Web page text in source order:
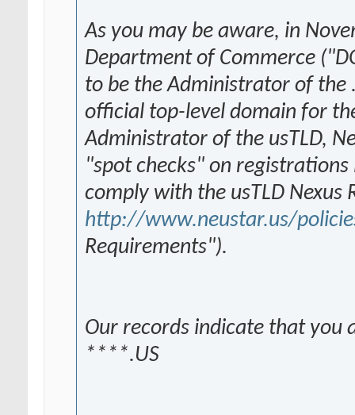
As you may be aware, in
Department of Commerce
to be the Administrator of the
official top-level domain for
Administrator of the usTLD,
"spot checks" on
comply with the usTLD Nexus
http://www.neustar.us/
Requirements").
Our records indicate that you
****.US